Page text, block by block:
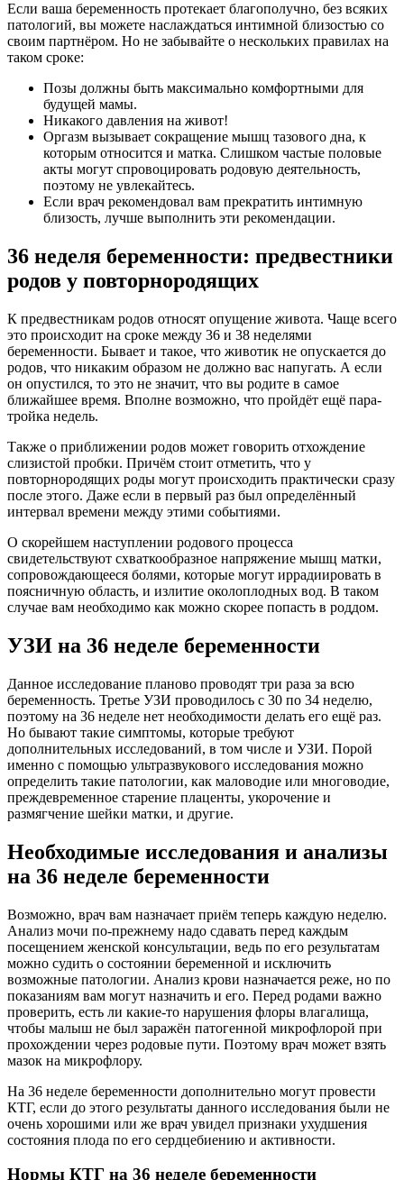
Если ваша беременность протекает благополучно, без всяких
патологий, вы можете наслаждаться интимной близостью со
своим партнёром. Но не забывайте о нескольких правилах на
таком сроке:
Позы должны быть максимально комфортными для
будущей мамы.
Никакого давления на живот!
Оргазм вызывает сокращение мышц тазового дна, к
которым относится и матка. Слишком частые половые
акты могут спровоцировать родовую деятельность,
поэтому не увлекайтесь.
Если врач рекомендовал вам прекратить интимную
близость, лучше выполнить эти рекомендации.
36 неделя беременности: предвестники
родов у повторнородящих
К предвестникам родов относят опущение живота. Чаще всего
это происходит на сроке между 36 и 38 неделями
беременности. Бывает и такое, что животик не опускается до
родов, что никаким образом не должно вас напугать. А если
он опустился, то это не значит, что вы родите в самое
ближайшее время. Вполне возможно, что пройдёт ещё пара-
тройка недель.
Также о приближении родов может говорить отхождение
слизистой пробки. Причём стоит отметить, что у
повторнородящих роды могут происходить практически сразу
после этого. Даже если в первый раз был определённый
интервал времени между этими событиями.
О скорейшем наступлении родового процесса
свидетельствуют схваткообразное напряжение мышц матки,
сопровождающееся болями, которые могут иррадиировать в
поясничную область, и излитие околоплодных вод. В таком
случае вам необходимо как можно скорее попасть в роддом.
УЗИ на 36 неделе беременности
Данное исследование планово проводят три раза за всю
беременность. Третье УЗИ проводилось с 30 по 34 неделю,
поэтому на 36 неделе нет необходимости делать его ещё раз.
Но бывают такие симптомы, которые требуют
дополнительных исследований, в том числе и УЗИ. Порой
именно с помощью ультразвукового исследования можно
определить такие патологии, как маловодие или многоводие,
преждевременное старение плаценты, укорочение и
размягчение шейки матки, и другие.
Необходимые исследования и анализы
на 36 неделе беременности
Возможно, врач вам назначает приём теперь каждую неделю.
Анализ мочи по-прежнему надо сдавать перед каждым
посещением женской консультации, ведь по его результатам
можно судить о состоянии беременной и исключить
возможные патологии. Анализ крови назначается реже, но по
показаниям вам могут назначить и его. Перед родами важно
проверить, есть ли какие-то нарушения флоры влагалища,
чтобы малыш не был заражён патогенной микрофлорой при
прохождении через родовые пути. Поэтому врач может взять
мазок на микрофлору.
На 36 неделе беременности дополнительно могут провести
КТГ, если до этого результаты данного исследования были не
очень хорошими или же врач увидел признаки ухудшения
состояния плода по его сердцебиению и активности.
Нормы КТГ на 36 неделе беременности